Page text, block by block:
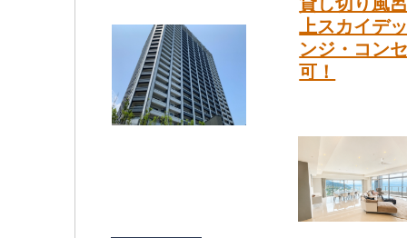
上スカイデ
ンジ・コン
可！